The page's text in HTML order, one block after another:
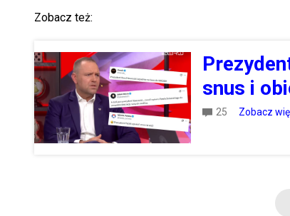
Zobacz też:
snus i
25 Zobacz